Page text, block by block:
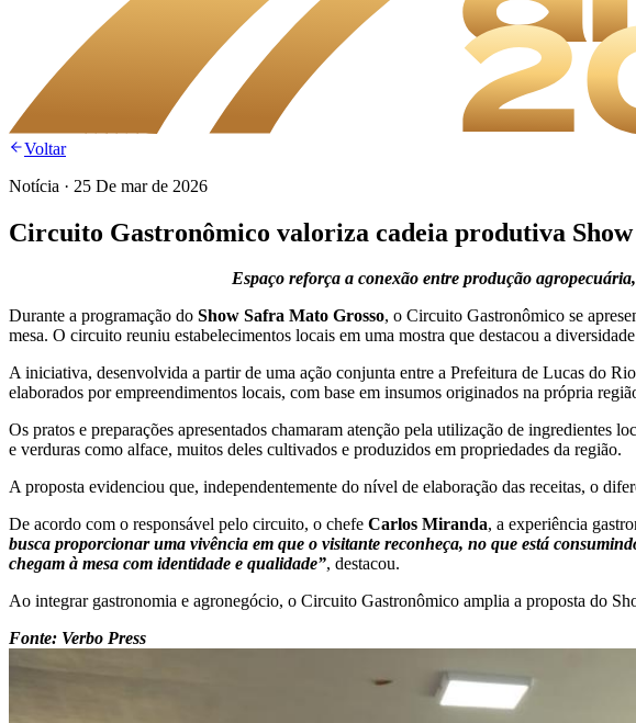
Voltar
Notícia · 25 De mar de 2026
Circuito Gastronômico valoriza cadeia produtiva
Espaço reforça a conexão entre produção
Durante a programação do Show Safra Mato Grosso, o Circuito Gastronômico se
mesa. O circuito reuniu estabelecimentos locais em uma mostra que destacou a
A iniciativa, desenvolvida a partir de uma ação conjunta entre a Prefeitura de Lucas do
elaborados por empreendimentos locais, com base em insumos originados na própria
Os pratos e preparações apresentados chamaram atenção pela utilização de
e verduras como alface, muitos deles cultivados e produzidos em propriedades da região.
A proposta evidenciou que, independentemente do nível de elaboração das receitas, o
De acordo com o responsável pelo circuito, o chefe Carlos Miranda, a experiência
busca proporcionar uma vivência em que o visitante reconheça, no que está
chegam à mesa com identidade e qualidade”, destacou.
Ao integrar gastronomia e agronegócio, o Circuito Gastronômico amplia a proposta do
Fonte: Verbo Press